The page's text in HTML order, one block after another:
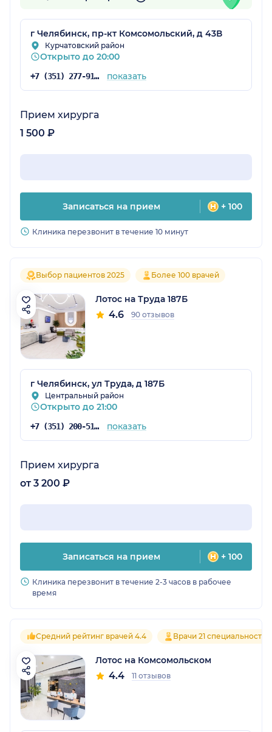
г Челябинск, пр-кт Комсомольский, д 43В
Курчатовский район
Открыто до 20:00
+7 (351) 277-91-64 показать
Прием хирурга
1 500 ₽
Записаться на прием + 100
Клиника перезвонит в течение 10 минут
Выбор пациентов 2025 Более 100 врачей
Лотос на Труда 187Б
4.6 90 отзывов
г Челябинск, ул Труда, д 187Б
Центральный район
Открыто до 21:00
+7 (351) 200-51-58 показать
Прием хирурга
от 3 200 ₽
Записаться на прием + 100
Клиника перезвонит в течение 2-3 часов в рабочее
время
Средний рейтинг врачей 4.4 Врачи 21 специальностей
Лотос на Комсомольском
4.4 11 отзывов